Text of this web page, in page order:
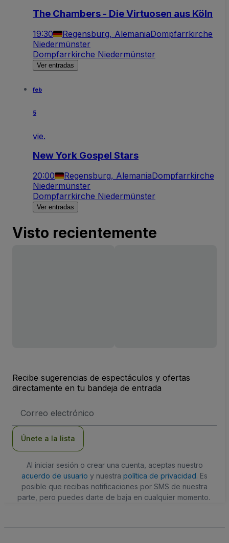
The Chambers - Die Virtuosen aus Köln
19:30 Regensburg, AlemaniaDompfarrkirche
Niedermünster
Dompfarrkirche Niedermünster
Ver entradas
feb
5
vie.
New York Gospel Stars
20:00 Regensburg, AlemaniaDompfarrkirche
Niedermünster
Dompfarrkirche Niedermünster
Ver entradas
Visto recientemente
Recibe sugerencias de espectáculos y ofertas
directamente en tu bandeja de entrada
de
Únete a la lista
Al iniciar sesión o crear una cuenta, aceptas nuestro
acuerdo de usuario y nuestra política de privacidad. Es
posible que recibas notificaciones por SMS de nuestra
parte, pero puedes darte de baja en cualquier momento.